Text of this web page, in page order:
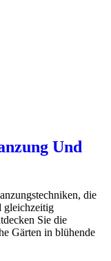
Und
die
gleichzeitig
Sie die
Gärten in blühende